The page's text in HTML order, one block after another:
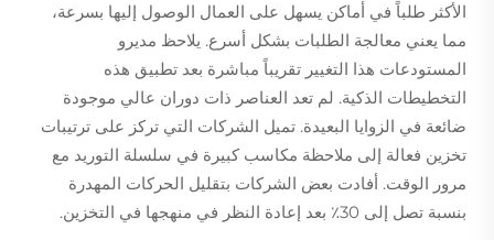
الأكثر طلباً في أماكن يسهل على العمال الوصول إليها بسرعة،
مما يعني معالجة الطلبات بشكل أسرع. يلاحظ مديرو
المستودعات هذا التغيير تقريباً مباشرة بعد تطبيق هذه
التخطيطات الذكية. لم تعد العناصر ذات دوران عالي موجودة
ضائعة في الزوايا البعيدة. تميل الشركات التي تركز على ترتيبات
تخزين فعالة إلى ملاحظة مكاسب كبيرة في سلسلة التوريد مع
مرور الوقت. أفادت بعض الشركات بتقليل الحركات المهدرة
بنسبة تصل إلى 30٪ بعد إعادة النظر في منهجها في التخزين.